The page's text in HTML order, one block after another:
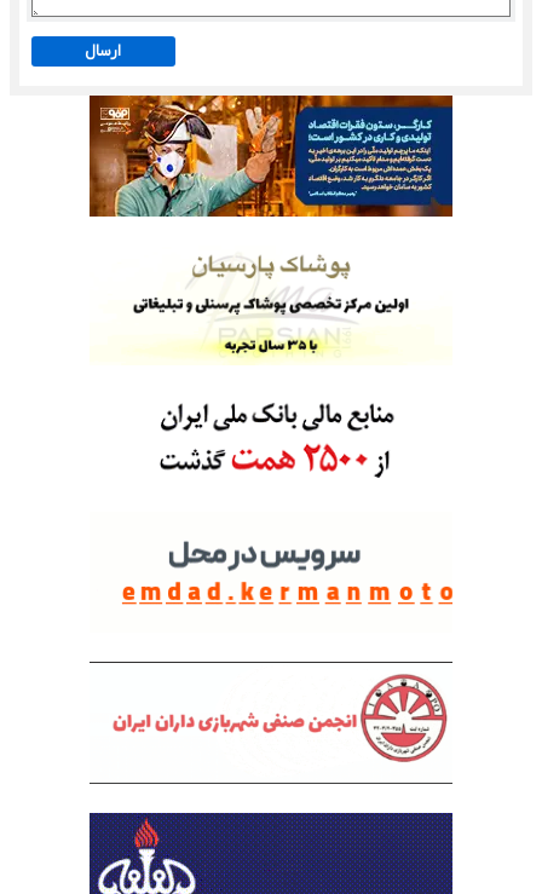
ارسال